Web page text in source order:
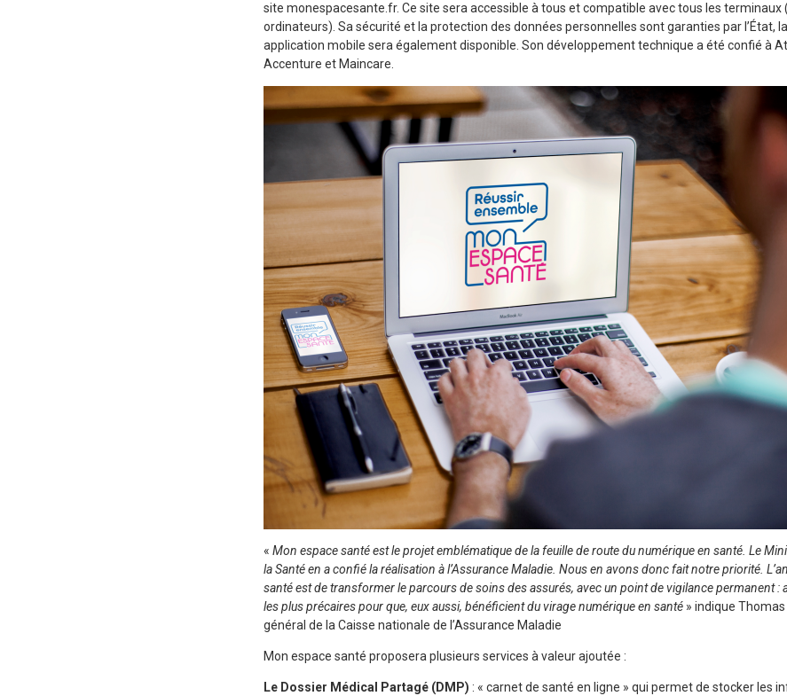
site monespacesante.fr. Ce site sera accessible à tous et compatible avec tous les
ordinateurs). Sa sécurité et la protection des données personnelles sont garanties par l’État, la
application mobile sera également disponible. Son développement technique a été confié à
Accenture et Maincare.
« Mon espace santé est le projet emblématique de la feuille de route du numérique en santé. Le
la Santé en a confié la réalisation à l’Assurance Maladie. Nous en avons donc fait notre priorité.
santé est de transformer le parcours de soins des assurés, avec un point de vigilance permanent :
les plus précaires pour que, eux aussi, bénéficient du virage numérique en santé » indique
général de la Caisse nationale de l’Assurance Maladie
Mon espace santé proposera plusieurs services à valeur ajoutée :
Le Dossier Médical Partagé (DMP) : « carnet de santé en ligne » qui permet de stocker les